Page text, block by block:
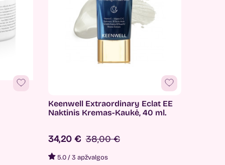
Keenwell Extraordinary Eclat EE
Naktinis Kremas-Kaukė, 40 ml.
34,20 € 38,00 €
5.0/3 apžvalgos